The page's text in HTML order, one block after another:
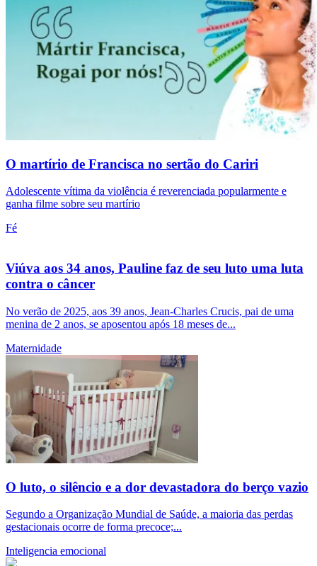
O martírio de Francisca no sertão do Cariri
Adolescente vítima da violência é reverenciada popularmente e
ganha filme sobre seu martírio
Fé
Viúva aos 34 anos, Pauline faz de seu luto uma luta
contra o câncer
No verão de 2025, aos 39 anos, Jean-Charles Crucis, pai de uma
menina de 2 anos, se aposentou após 18 meses de...
Maternidade
O luto, o silêncio e a dor devastadora do berço vazio
Segundo a Organização Mundial de Saúde, a maioria das perdas
gestacionais ocorre de forma precoce;...
Inteligencia emocional